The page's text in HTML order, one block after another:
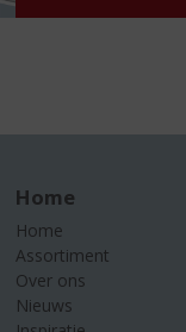
Home
Home
Assortiment
Over ons
Nieuws